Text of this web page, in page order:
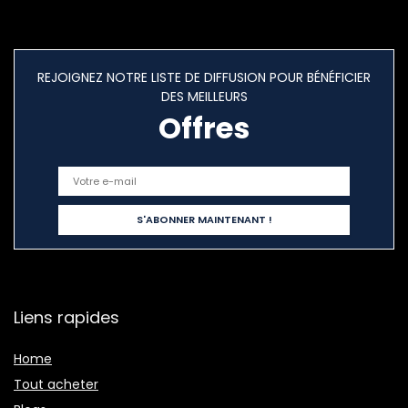
REJOIGNEZ NOTRE LISTE DE DIFFUSION POUR BÉNÉFICIER
DES MEILLEURS
Offres
Liens rapides
Home
Tout acheter